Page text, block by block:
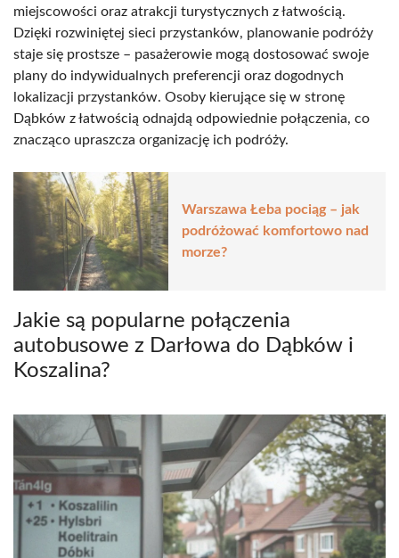
miejscowości oraz atrakcji turystycznych z łatwością.
Dzięki rozwiniętej sieci przystanków, planowanie podróży
staje się prostsze – pasażerowie mogą dostosować swoje
plany do indywidualnych preferencji oraz dogodnych
lokalizacji przystanków. Osoby kierujące się w stronę
Dąbków z łatwością odnajdą odpowiednie połączenia, co
znacząco upraszcza organizację ich podróży.
Warszawa Łeba pociąg – jak
podróżować komfortowo nad
morze?
Jakie są popularne połączenia
autobusowe z Darłowa do Dąbków i
Koszalina?